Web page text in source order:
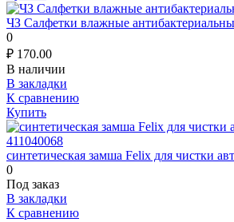
ЧЗ Салфетки влажные
0
₽ 170.00
В наличии
В закладки
К сравнению
Купить
синтетическая замша Felix для чистки
0
Под заказ
В закладки
К сравнению